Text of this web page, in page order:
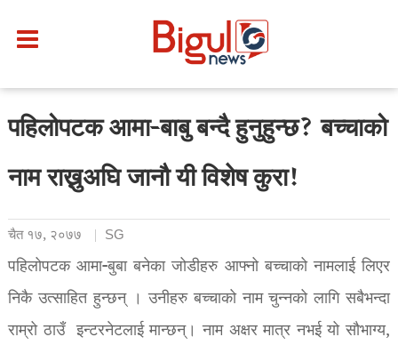
पहिलोपटक आमा-बाबु बन्दै हुनुहुन्छ? बच्चाको
नाम राख्नुअघि जानौ यी विशेष कुरा!
चैत १७, २०७७ SG
पहिलोपटक आमा-बुबा बनेका जोडीहरु आफ्नो बच्चाको नामलाई लिएर
निकै उत्साहित हुन्छन् । उनीहरु बच्चाको नाम चुन्नको लागि सबैभन्दा
राम्रो ठाउँ इन्टरनेटलाई मान्छन्। नाम अक्षर मात्र नभई यो सौभाग्य,